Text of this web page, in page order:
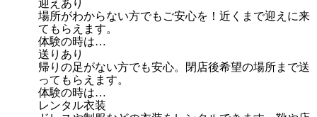
迎えあり
場所がわからない方でもご安心を！近くまで迎えに来
てもらえます。
体験の時は…
送りあり
帰りの足がない方でも安心。閉店後希望の場所まで送
ってもらえます。
体験の時は…
レンタル衣装